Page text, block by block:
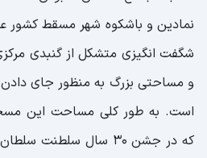
نمادین و باشکوه شهر مسقط کشور
که در جشن 30 سال